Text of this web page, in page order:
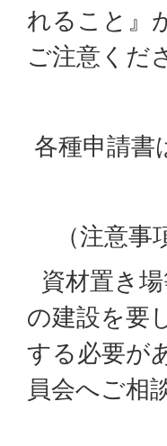
れること』
ご注意くだ
各種申請書
（注意事
資材置き
の建設を要
する必要が
員会へご相